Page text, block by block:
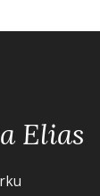
Elias